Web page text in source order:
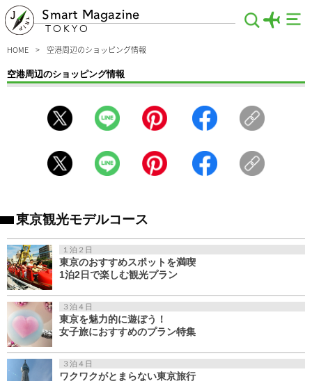
Smart Magazine
TOKYO
HOME 空港周辺のショッピング情報
空港周辺のショッピング情報
れな雑貨や洋服、コスメ、お土産にぴったりな絶品スイーツなど、幅広いジャンル
のお買い物を楽しむことができます。たくさんのお店がある中でも、特に足を運ぶ
東京観光モデルコース
１泊２日
東京のおすすめスポットを満喫
1泊2日で楽しむ観光プラン
３泊４日
東京を魅力的に遊ぼう！
女子旅におすすめのプラン特集
３泊４日
ワクワクがとまらない東京旅行